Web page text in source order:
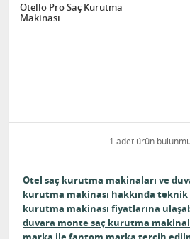
Otello Pro Saç Kurutma
Makinası
1 adet ürün
Otel saç kurutma makinaları ve
kurutma makinası hakkında teknik
kurutma makinası fiyatlarına
duvara monte saç kurutma